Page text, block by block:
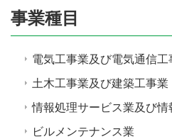
事業種目
電気工事業及び電気通信工
土木工事業及び建築工事業
情報処理サービス業及び
ビルメンテナンス業